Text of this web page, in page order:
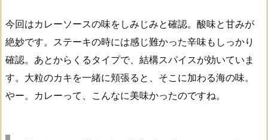
今回はカレーソースの味をしみじみと確認。酸味と甘みが
絶妙です。ステーキの時には感じ難かった辛味もしっかり
確認。あとからくるタイプで、結構スパイスが効いていま
す。大粒のカキを一緒に頬張ると、そこに加わる海の味。
やー。カレーって、こんなに美味かったのですね。